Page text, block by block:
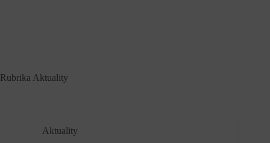
Rubrika Aktuality
Aktuality